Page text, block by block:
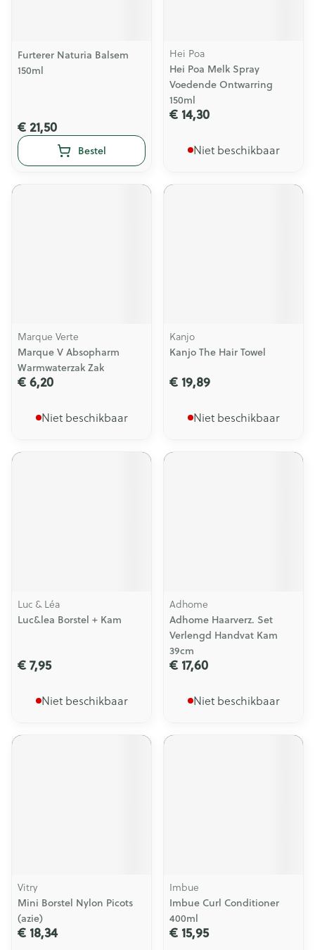
Furterer Naturia Balsem
150ml
€ 21,50
Bestel
Hei Poa
Hei Poa Melk Spray
Voedende Ontwarring
150ml
€ 14,30
Niet beschikbaar
Marque Verte
Marque V Absopharm
Warmwaterzak Zak
€ 6,20
Niet beschikbaar
Kanjo
Kanjo The Hair Towel
€ 19,89
Niet beschikbaar
Luc & Léa
Luc&lea Borstel + Kam
€ 7,95
Niet beschikbaar
Adhome
Adhome Haarverz. Set
Verlengd Handvat Kam
39cm
€ 17,60
Niet beschikbaar
Vitry
Mini Borstel Nylon Picots
(azie)
€ 18,34
Imbue
Imbue Curl Conditioner
400ml
€ 15,95